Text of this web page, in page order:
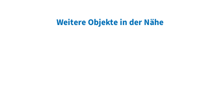
Weitere Objekte in der Nähe